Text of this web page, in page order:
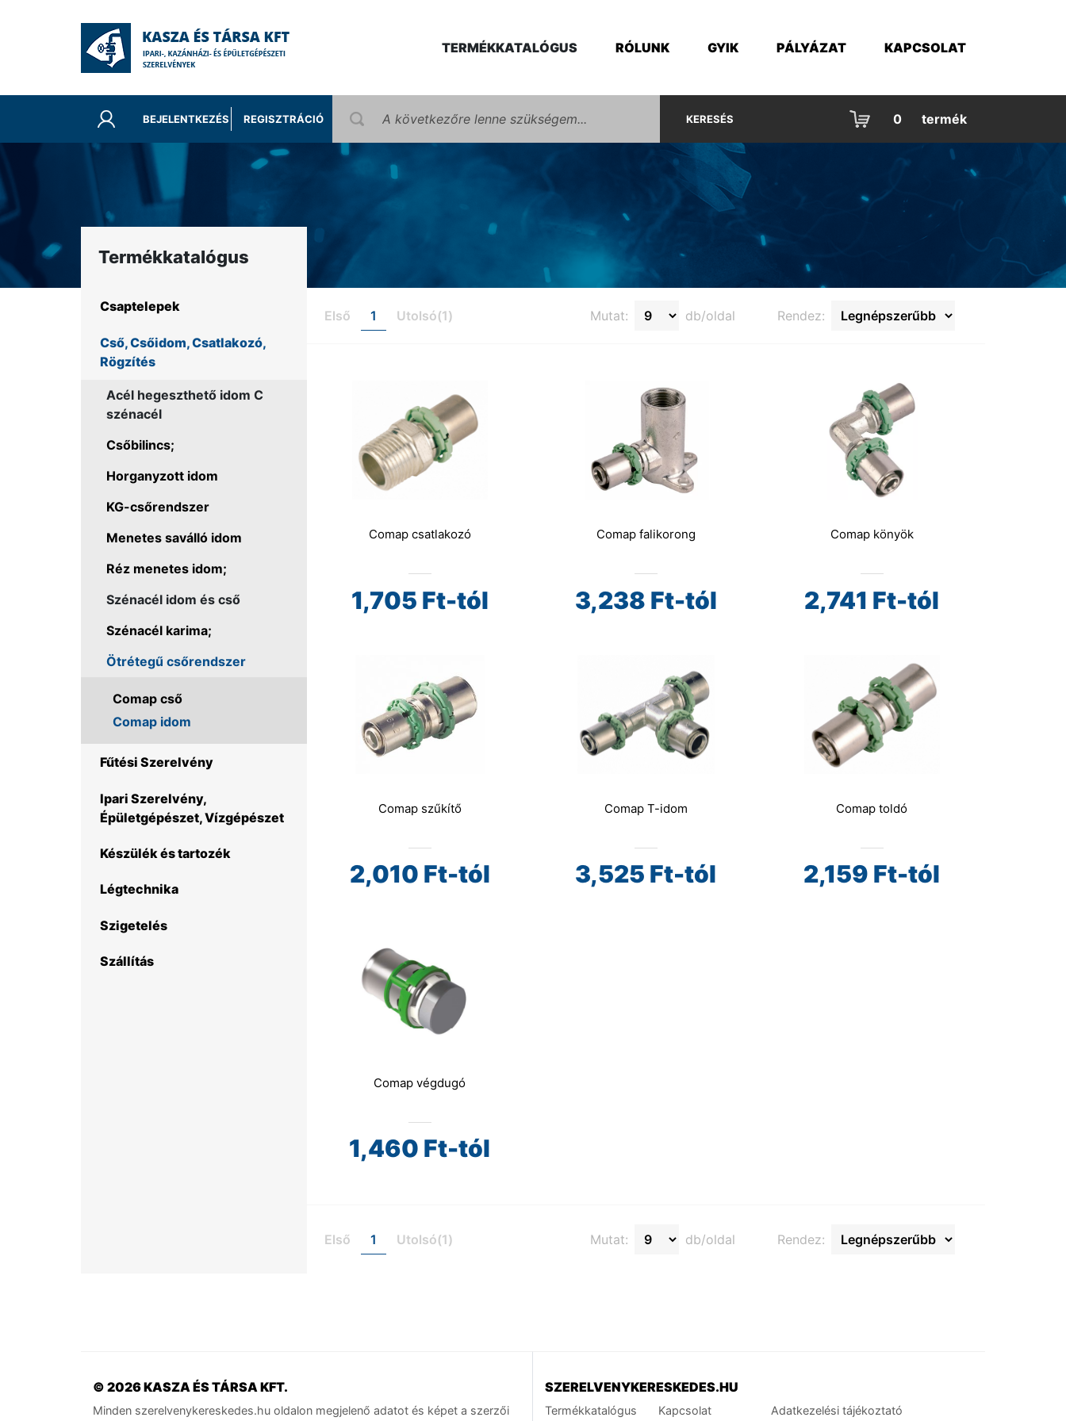
TERMÉKKATALÓGUS RÓLUNK GYIK PÁLYÁZAT KAPCSOLAT
BEJELENTKEZÉS REGISZTRÁCIÓ KERESÉS 0 termék
Termékkatalógus
Csaptelepek
Cső, Csőidom, Csatlakozó,
Rögzítés
Acél hegeszthető idom C
szénacél
Csőbilincs;
Horganyzott idom
KG-csőrendszer
Menetes saválló idom
Réz menetes idom;
Szénacél idom és cső
Szénacél karima;
Ötrétegű csőrendszer
Comap cső
Comap idom
Fűtési Szerelvény
Ipari Szerelvény,
Épületgépészet, Vízgépészet
Készülék és tartozék
Légtechnika
Szigetelés
Szállítás
Rendez:
Mutat: db/oldal
Első 1 Utolsó(1)
Comap csatlakozó
1,705 Ft-tól
Comap falikorong
3,238 Ft-tól
Comap könyök
2,741 Ft-tól
Comap szűkítő
2,010 Ft-tól
Comap T-idom
3,525 Ft-tól
Comap toldó
2,159 Ft-tól
Comap végdugó
1,460 Ft-tól
Első 1 Utolsó(1) Mutat: db/oldal Rendez:
© 2026 KASZA ÉS TÁRSA KFT.
Minden szerelvenykereskedes.hu oldalon megjelenő adatot és képet a szerzői
SZERELVENYKERESKEDES.HU
Termékkatalógus Kapcsolat Adatkezelési tájékoztató